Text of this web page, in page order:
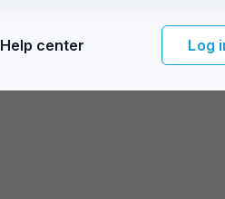
Help center Log